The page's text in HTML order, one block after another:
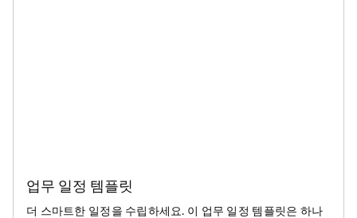
업무 일정 템플릿
더 스마트한 일정을 수립하세요. 이 업무 일정 템플릿은 하나